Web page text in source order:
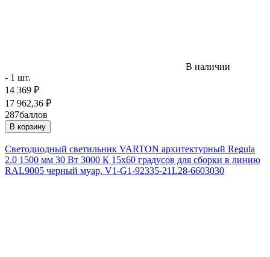
В наличии
- 1 шт.
14 369 ₽
17 962,36 ₽
287баллов
В корзину
Светодиодный светильник VARTON архитектурный Regula
2.0 1500 мм 30 Вт 3000 К 15х60 градусов для сборки в линию
RAL9005 черный муар, V1-G1-92335-21L28-6603030